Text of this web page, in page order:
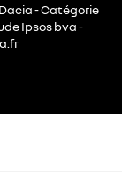
- Catégorie
Ipsos bva -